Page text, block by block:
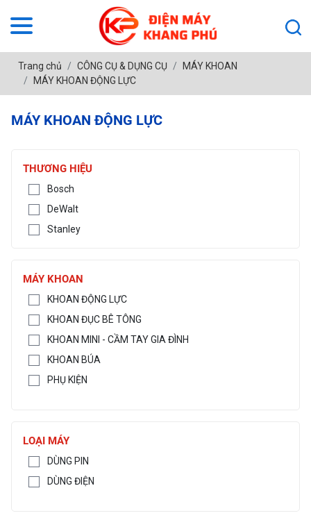
Trang chủ CÔNG CỤ & DỤNG CỤ
MÁY KHOAN
MÁY KHOAN ĐỘNG LỰC
MÁY KHOAN ĐỘNG LỰC
THƯƠNG HIỆU
Bosch
DeWalt
Stanley
MÁY KHOAN
KHOAN ĐỘNG LỰC
KHOAN ĐỤC BÊ TÔNG
KHOAN MINI - CẦM TAY GIA ĐÌNH
KHOAN BÚA
PHỤ KIỆN
LOẠI MÁY
DÙNG PIN
DÙNG ĐIỆN